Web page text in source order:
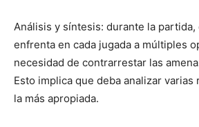
Análisis y síntesis: durante la partida,
enfrenta en cada jugada a múltiples
necesidad de contrarrestar las
Esto implica que deba analizar
la más apropiada.